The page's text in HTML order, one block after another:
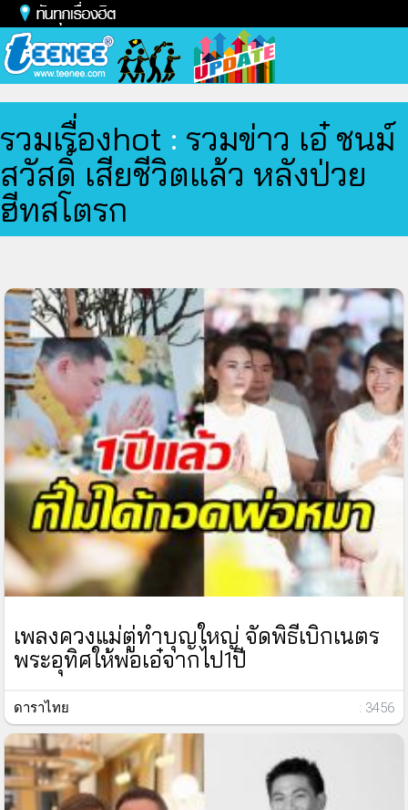
รวมเรื่องhot : รวมข่าว เอ๋ ชนม์
สวัสดิ์ เสียชีวิตแล้ว หลังป่วย
ฮีทสโตรก
เพลงควงแม่ตู่ทำบุญใหญ่ จัดพิธีเบิกเนตร
พระอุทิศให้พ่อเอ๋จากไป1ปี
ดาราไทย : 3456